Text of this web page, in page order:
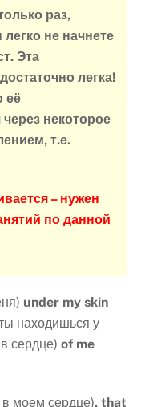
раз,
не начнете
Эта
легка!
её
некоторое
т.е.
– нужен
по данной
under my skin
находишься у
сердце) of me
в моем сердце), that